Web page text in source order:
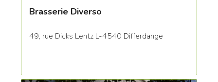
Brasserie Diverso
49, rue Dicks Lentz L-4540 Differdange